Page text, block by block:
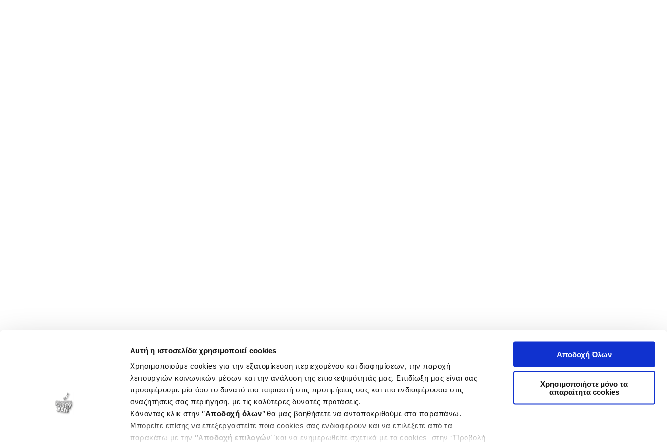
Αυτή η ιστοσελίδα χρησιμοποιεί cookies
Χρησιμοποιούμε cookies για την εξατομίκευση περιεχομένου και διαφημίσεων, την παροχή
λειτουργιών κοινωνικών μέσων και την ανάλυση της επισκεψιμότητάς μας. Επιδίωξη μας είναι σας
προσφέρουμε μία όσο το δυνατό πιο ταιριαστή στις προτιμήσεις σας και πιο ενδιαφέρουσα στις
αναζητήσεις σας περιήγηση, με τις καλύτερες δυνατές προτάσεις.
Κάνοντας κλικ στην ‘’Αποδοχή όλων’’ θα μας βοηθήσετε να ανταποκριθούμε στα παραπάνω.
Μπορείτε επίσης να επεξεργαστείτε ποια cookies σας ενδιαφέρουν και να επιλέξετε από τα
παρακάτω με την ‘’Αποδοχή επιλογών΄΄και να ενημερωθείτε σχετικά με τα cookies στην ‘’Προβολή
Αποδοχή Όλων
Χρησιμοποιήστε μόνο τα
απαραίτητα cookies